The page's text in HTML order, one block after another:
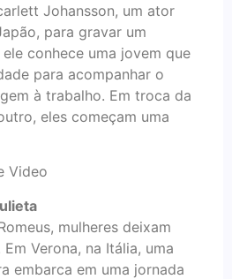
Johansson, um ator
para gravar um
conhece uma jovem que
para acompanhar o
à trabalho. Em troca da
eles começam uma
Video
mulheres deixam
Verona, na Itália, uma
embarca em uma jornada